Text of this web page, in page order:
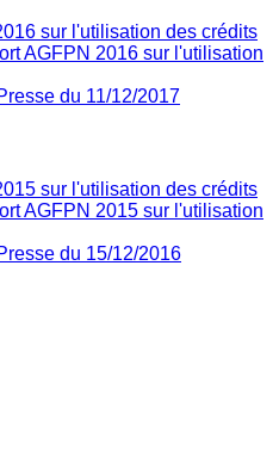
sur l'utilisation des crédits
AGFPN 2016 sur l'utilisation
du 11/12/2017
sur l'utilisation des crédits
AGFPN 2015 sur l'utilisation
du 15/12/2016